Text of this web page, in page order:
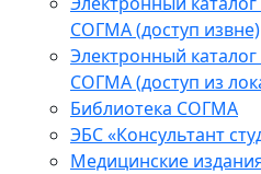
СОГМА (доступ извне)
Электронный
СОГМА (доступ из
Библиотека СОГМА
ЭБС «Консультант
Медицинские